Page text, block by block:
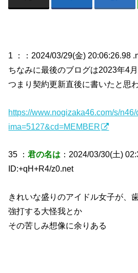
1 ：
：2024/03/29(金) 20:06:26.98
ちなみに最後のブログは2023年4
つまり契約更新直後に書いたと思
https://www.nogizaka46.com/s/
ima=5127&cd=MEMBER
35 ：君の名は ：2024/03/30(土)
ID:+qH+R4/z0.net
きれいな盛りのアイドル女子が、
強打する大怪我とか
その苦しみ想像に余りある